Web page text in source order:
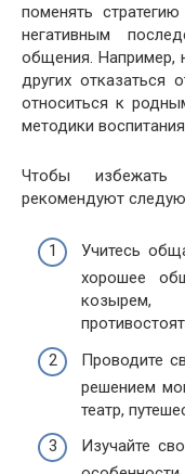
поменять
негативным
общения. Например,
других отказаться
относиться к
методики
Чтобы избежать
рекомендуют
Учитесь
хорошее
Проводите
решением
театр,
Изучайте